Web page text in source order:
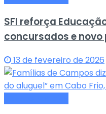
SFI reforça
concursados e
13 de fevereiro de 2026